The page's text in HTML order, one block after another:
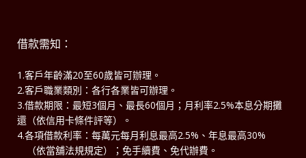
借款需知：
1.客戶年齡滿20至60歲皆可辦理。
2.客戶職業類別：各行各業皆可辦理。
3.借款期限：最短3個月、最長60個月；月利率2.5%本息分期攤
還（依信用卡條件評等）。
4.各項借款利率：每萬元每月利息最高2.5%、年息最高30%
（依當舖法規規定）；免手續費、免代辦費。